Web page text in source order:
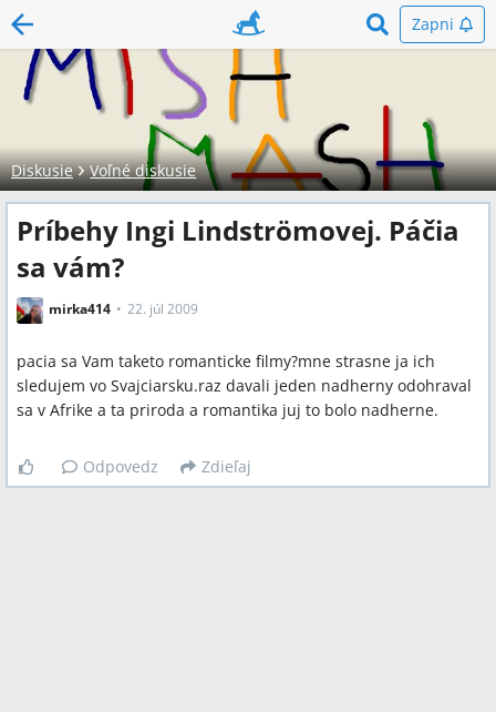
Zapni
Diskusie Voľné diskusie
Príbehy Ingi Lindströmovej. Páčia
sa vám?
mirka414 22. júl 2009
pacia sa Vam taketo romanticke filmy?mne strasne ja ich
sledujem vo Svajciarsku.raz davali jeden nadherny odohraval
sa v Afrike a ta priroda a romantika juj to bolo nadherne.
Odpovedz Zdieľaj